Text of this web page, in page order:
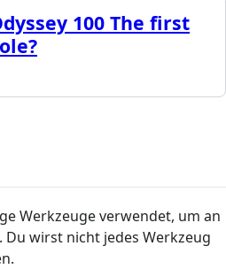
100 The first
Werkzeuge verwendet, um an
wirst nicht jedes Werkzeug